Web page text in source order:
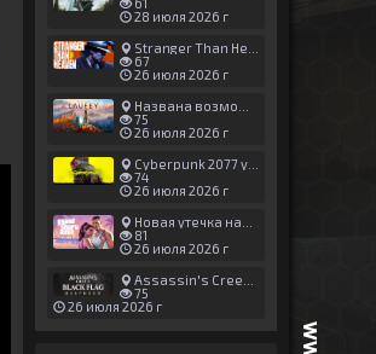
28 июля 2026 г
Stranger Than Heaven получила новый трейлер с акцентом на жестокие драки
67
26 июля 2026 г
Названа возможная дата выхода God of War: Laufey — 16 февраля 2027 года
75
26 июля 2026 г
Cyberpunk 2077 установила новый рекорд: 1,5 млрд загрузок модов, в топе — контент 18+
74
26 июля 2026 г
Новая утечка намекает на выход третьего трейлера GTA 6 уже 7 августа
81
26 июля 2026 г
Assassin's Creed Black Flag Resynced может позаимствовать систему испытаний у Mirage
75
26 июля 2026 г